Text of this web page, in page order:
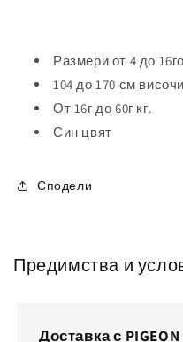
Размери от 4 до 16
104 до 170 см
От 16г до 60г кг.
Син цвят
Сподели
Предимства и
Доставка с PIGEON